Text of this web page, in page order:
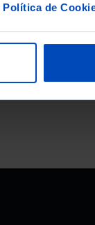
Política de